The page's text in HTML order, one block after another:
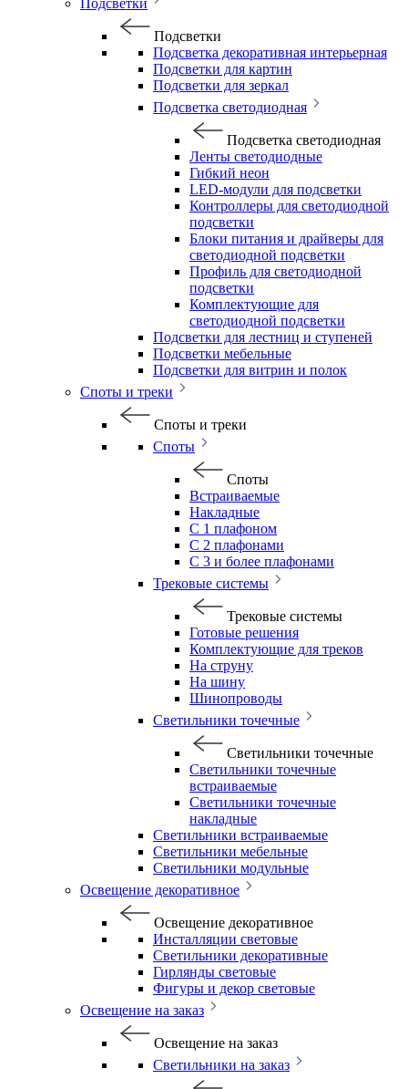
Подсветки
Подсветки
Подсветка декоративная интерьерная
Подсветки для картин
Подсветки для зеркал
Подсветка светодиодная
Подсветка светодиодная
Ленты светодиодные
Гибкий неон
LED-модули для подсветки
Контроллеры для светодиодной
подсветки
Блоки питания и драйверы для
светодиодной подсветки
Профиль для светодиодной
подсветки
Комплектующие для
светодиодной подсветки
Подсветки для лестниц и ступеней
Подсветки мебельные
Подсветки для витрин и полок
Споты и треки
Споты и треки
Споты
Споты
Встраиваемые
Накладные
С 1 плафоном
С 2 плафонами
С 3 и более плафонами
Трековые системы
Трековые системы
Готовые решения
Комплектующие для треков
На струну
На шину
Шинопроводы
Светильники точечные
Светильники точечные
Светильники точечные
встраиваемые
Светильники точечные
накладные
Светильники встраиваемые
Светильники мебельные
Светильники модульные
Освещение декоративное
Освещение декоративное
Инсталляции световые
Светильники декоративные
Гирлянды световые
Фигуры и декор световые
Освещение на заказ
Освещение на заказ
Светильники на заказ